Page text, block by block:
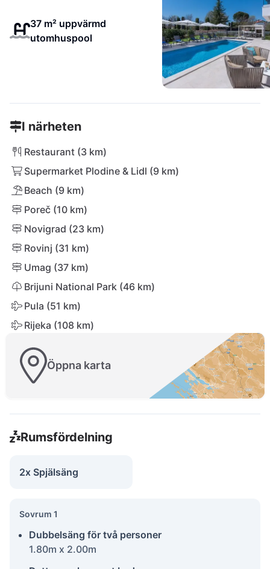
37 m² uppvärmd
utomhuspool
I närheten
Restaurant (3 km)
Supermarket Plodine & Lidl (9 km)
Beach (9 km)
Poreč (10 km)
Novigrad (23 km)
Rovinj (31 km)
Umag (37 km)
Brijuni National Park (46 km)
Pula (51 km)
Rijeka (108 km)
Öppna karta
Rumsfördelning
2x Spjälsäng
Sovrum 1
Dubbelsäng för två personer
1.80m x 2.00m